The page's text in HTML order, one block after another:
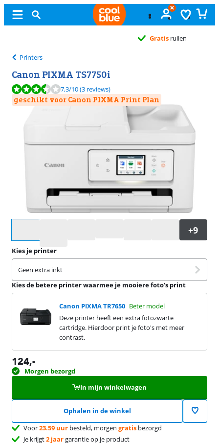
Printers
Canon PIXMA TS7750i
Beoordeling is 7,3 van de 10, gebaseerd op 3 reviews.
7,3/10(3 reviews)
geschikt voor Canon PIXMA Print Plan
Kies je printer
Geen extra inkt
Kies de betere printer waarmee je mooiere foto's print
Canon PIXMA TR7650 Beter model
Deze printer heeft een extra fotozwarte
cartridge. Hierdoor print je foto's met meer
contrast.
124,-
Morgen bezorgd
In mijn winkelwagen
Ophalen in de winkel
Voor23.59 uur besteld, morgen gratis bezorgd
Je krijgt2 jaargarantie op je product